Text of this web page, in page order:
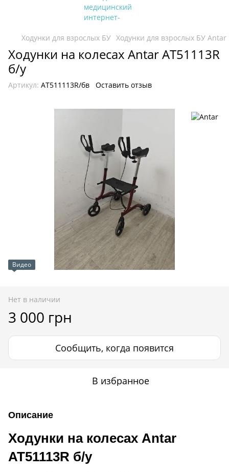
Ходунки для взрослых БУ Ходунки для взрослых БУ Antar
Ходунки на колесах Antar AT51113R
б/у
Артикул: AT511113R/бв Оставить отзыв
Видео
Нет в наличии
3 000 грн
Сообщить, когда появится
В избранное
Описание
Ходунки на колесах Antar
AT51113R б/у